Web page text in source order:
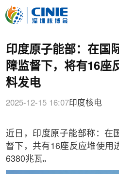
印度原子能部：在国
障监督下，将有16座
料发电
2025-12-15 16:07印度核电
近日，印度原子能部称：在
督下，共有16座反应堆使用
6380兆瓦。